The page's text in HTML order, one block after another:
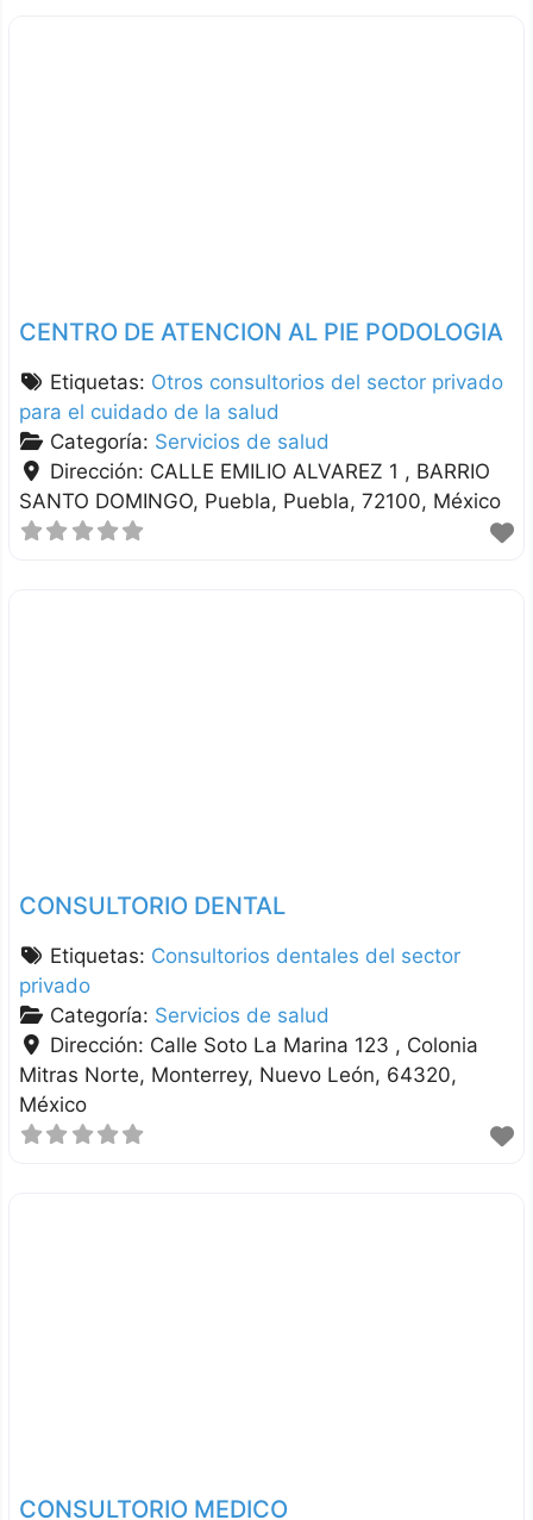
CENTRO DE ATENCION AL PIE PODOLOGIA
Etiquetas: Otros consultorios del sector privado
para el cuidado de la salud
Categoría: Servicios de salud
Dirección: CALLE EMILIO ALVAREZ 1 , BARRIO
SANTO DOMINGO Puebla Puebla 72100 México
CONSULTORIO DENTAL
Etiquetas: Consultorios dentales del sector
privado
Categoría: Servicios de salud
Dirección: Calle Soto La Marina 123 , Colonia
Mitras Norte Monterrey Nuevo León 64320
México
CONSULTORIO MEDICO